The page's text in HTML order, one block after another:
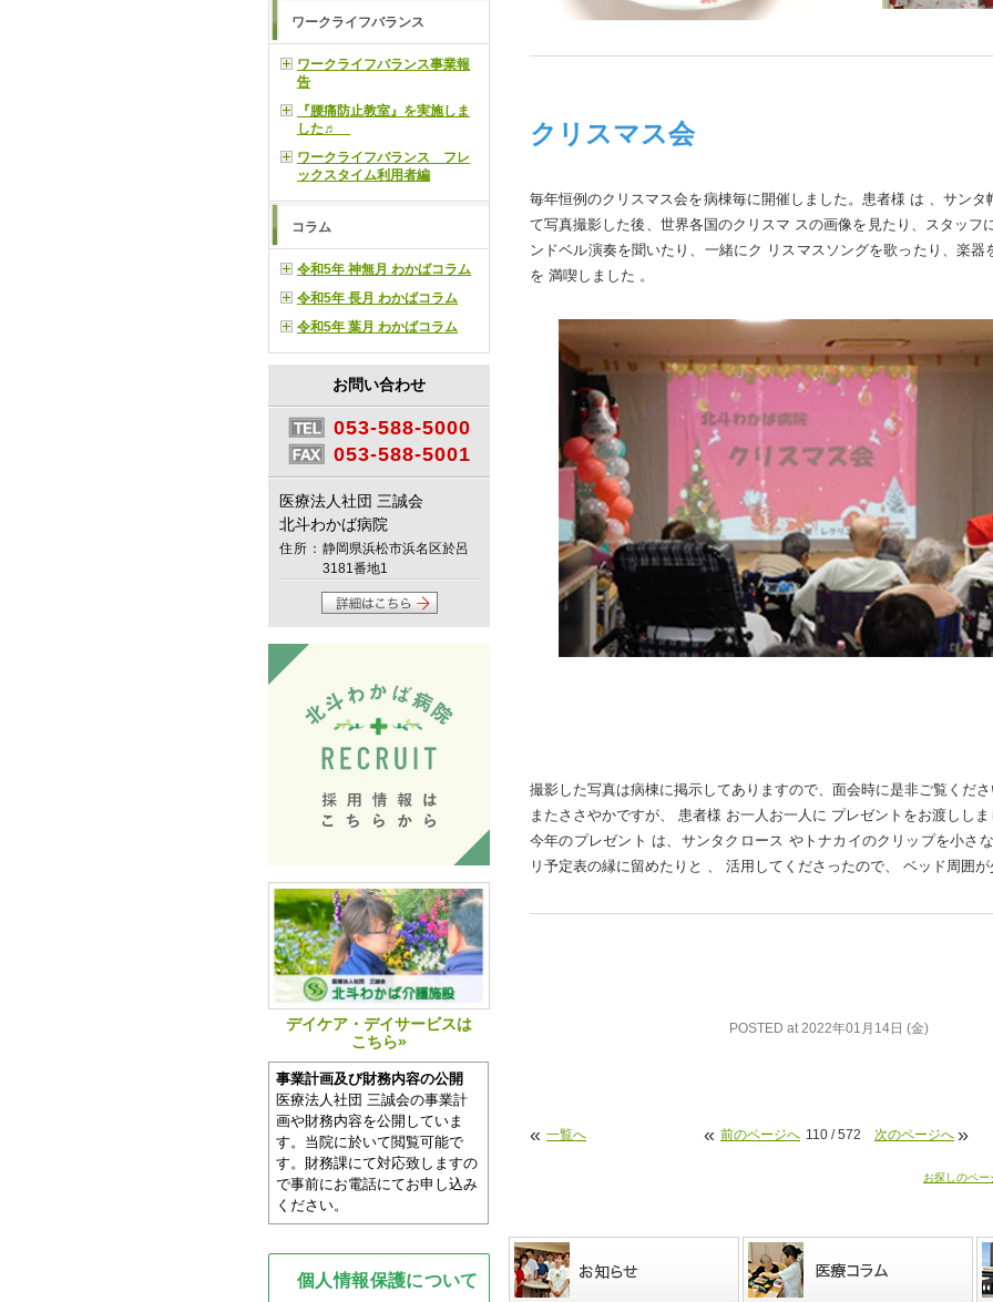
クリスマス会
毎年恒例のクリスマス会を病棟毎に開催しました。患者様 は 、サン
て写真撮影した後、世界各国のクリスマ スの画像を見たり、スタッフ
ンドベル演奏を聞いたり、一緒にク リスマスソングを歌ったり、楽
を 満喫しました 。
撮影した写真は病棟に掲示してありますので、面会時に是非ご覧くだ
またささやかですが、 患者様 お一人お一人に プレゼントをお渡しし
今年のプレゼント は、サンタクロース やトナカイのクリップを小さ
リ予定表の縁に留めたりと 、 活用してくださったので、 ベッド周囲
POSTED at 2022年01月14日 (金)
« 一覧へ « 前のページへ 110 / 572 次のページへ »
お探しのペ
ワークライフバランス
ワークライフバランス事業報
告
『腰痛防止教室』を実施しま
した♬
ワークライフバランス フレ
ックスタイム利用者編
コラム
令和5年 神無月 わかばコラム
令和5年 長月 わかばコラム
令和5年 葉月 わかばコラム
お問い合わせ
053-588-5000
053-588-5001
医療法人社団 三誠会
北斗わかば病院
住所： 静岡県浜松市浜名区於呂
3181番地1
デイケア・デイサービスは
こちら»
事業計画及び財務内容の公開
医療法人社団 三誠会の事業計
画や財務内容を公開していま
す。当院に於いて閲覧可能で
す。財務課にて対応致しますの
で事前にお電話にてお申し込み
ください。
個人情報保護について